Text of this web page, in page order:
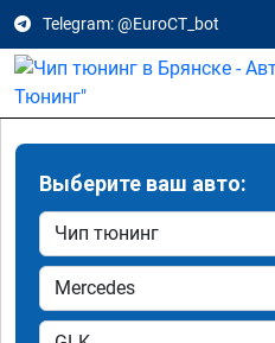
Telegram: @EuroCT_bot
Выберите ваш авто: